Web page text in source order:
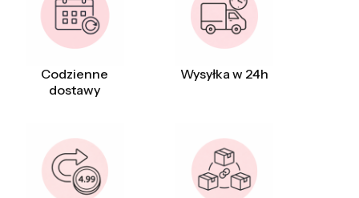
Codzienne
dostawy
Wysyłka w 24h